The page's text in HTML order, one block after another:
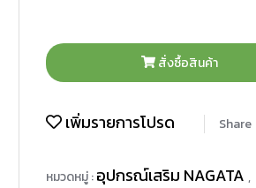
สั่งซื้อสินค้า
เพิ่มรายการโปรด Share
หมวดหมู่ :อุปกรณ์เสริม NAGATA ,